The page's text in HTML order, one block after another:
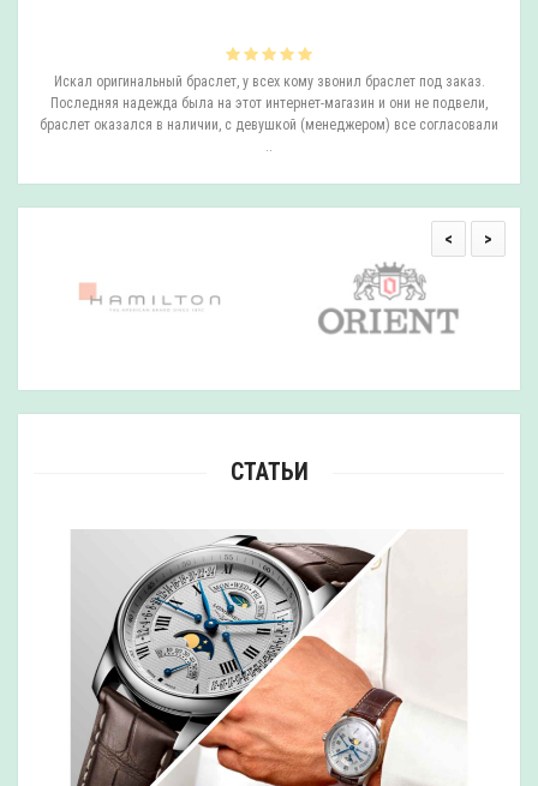
Искал оригинальный браслет, у всех кому звонил браслет под заказ.
Последняя надежда была на этот интернет-магазин и они не подвели,
браслет оказался в наличии, с девушкой (менеджером) все согласовали
..
< >
СТАТЬИ